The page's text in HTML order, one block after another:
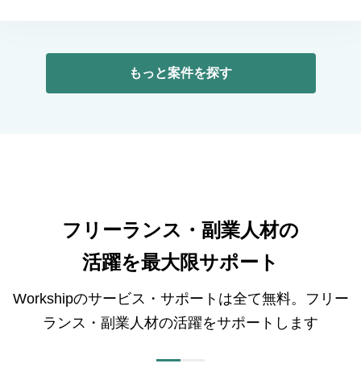
もっと案件を探す
フリーランス・副業人材の
活躍を最大限サポート
Workshipのサービス・サポートは全て無料。フリー
ランス・副業人材の活躍をサポートします